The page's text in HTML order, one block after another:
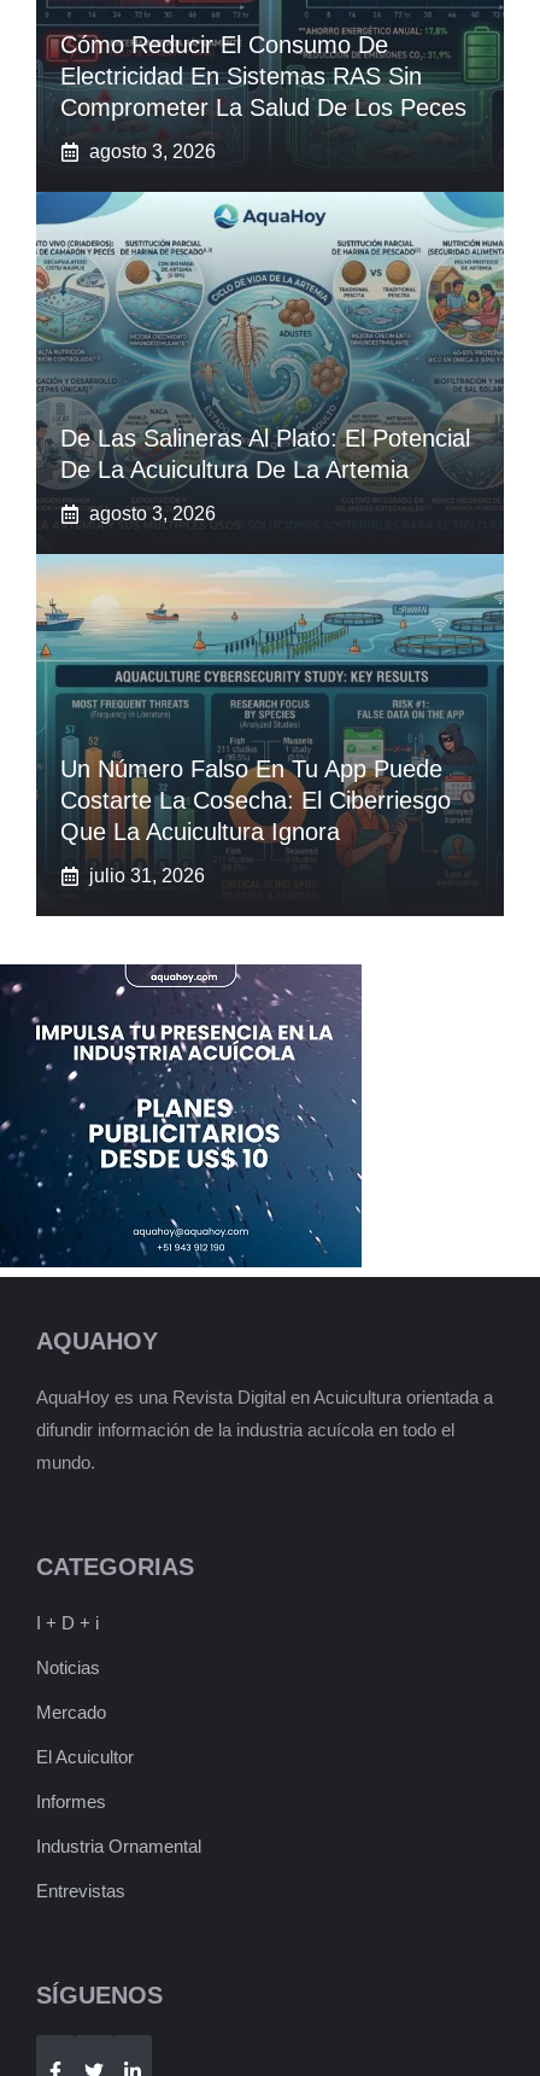
Cómo Reducir El Consumo De
Electricidad En Sistemas RAS Sin
Comprometer La Salud De Los Peces
agosto 3, 2026
De Las Salineras Al Plato: El Potencial
De La Acuicultura De La Artemia
agosto 3, 2026
Un Número Falso En Tu App Puede
Costarte La Cosecha: El Ciberriesgo
Que La Acuicultura Ignora
julio 31, 2026
AQUAHOY
AquaHoy es una Revista Digital en Acuicultura orientada a
difundir información de la industria acuícola en todo el
mundo.
CATEGORIAS
I + D + i
Noticias
Mercado
El Acuicultor
Informes
Industria Ornamental
Entrevistas
SÍGUENOS